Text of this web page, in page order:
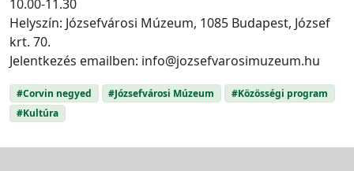
10.00-11.30
Helyszín: Józsefvárosi Múzeum, 1085 Budapest, József
krt. 70.
Jelentkezés emailben: info@jozsefvarosimuzeum.hu
#Corvin negyed #Józsefvárosi Múzeum
#Közösségi program
#Kultúra